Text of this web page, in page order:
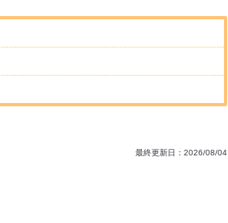
最終更新日：2026/08/04